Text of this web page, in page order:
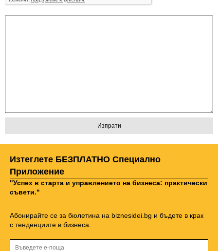
Изтеглете БЕЗПЛАТНО Специално
Приложение
"Успех в старта и управлението на бизнеса: практически
съвети."
Абонирайте се за бюлетина на biznesidei.bg и бъдете в крак
с тенденциите в бизнеса.